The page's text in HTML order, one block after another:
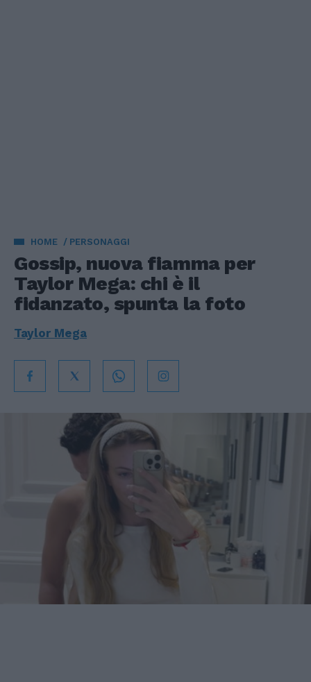
HOME PERSONAGGI
Gossip, nuova fiamma per
Taylor Mega: chi è il
fidanzato, spunta la foto
Taylor Mega